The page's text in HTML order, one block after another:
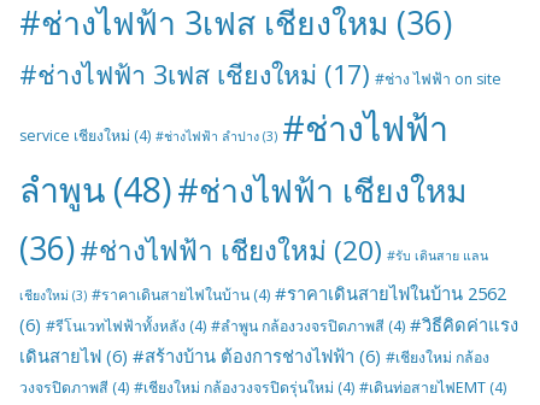
#ช่างไฟฟ้า 3เฟส เชียงใหม (36)
#ช่างไฟฟ้า 3เฟส เชียงใหม่ (17) #ช่าง ไฟฟ้า on site
service เชียงใหม่ (4) #ช่างไฟฟ้า ลำปาง (3) #ช่างไฟฟ้า
ลำพูน (48)#ช่างไฟฟ้า เชียงใหม
(36)#ช่างไฟฟ้า เชียงใหม่ (20) #รับ เดินสาย แลน
เชียงใหม่ (3) #ราคาเดินสายไฟในบ้าน (4) #ราคาเดินสายไฟในบ้าน 2562
(6) #รีโนเวทไฟฟ้าทั้งหลัง (4) #ลำพูน กล้องวงจรปิดภาพสี (4) #วิธีคิดค่าแรง
เดินสายไฟ (6) #สร้างบ้าน ต้องการช่างไฟฟ้า (6) #เชียงใหม่ กล้อง
วงจรปิดภาพสี (4) #เชียงใหม่ กล้องวงจรปิดรุ่นใหม่ (4) #เดินท่อสายไฟEMT (4)